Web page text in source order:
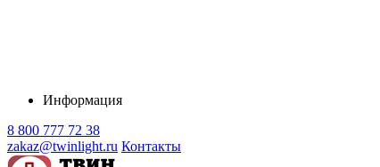
Информация
8 800 777 72 38
zakaz@twinlight.ru Контакты